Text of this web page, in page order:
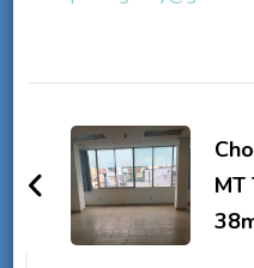
hướng
bài
viết
MT